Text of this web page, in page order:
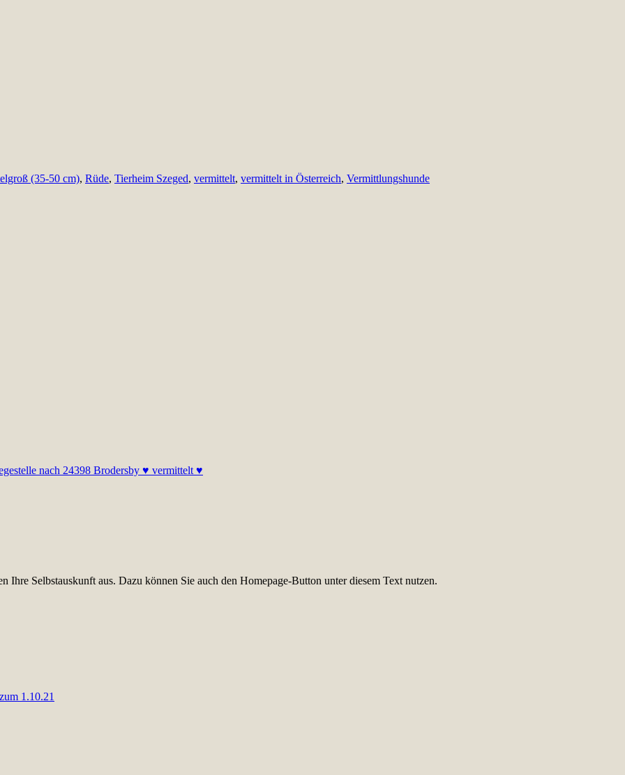
(35-50 cm), Rüde, Tierheim Szeged, vermittelt, vermittelt in Österreich, Vermittlungshunde
nach 24398 Brodersby ♥ vermittelt ♥
Ihre Selbstauskunft aus. Dazu können Sie auch den Homepage-Button unter diesem Text nutzen.
1.10.21